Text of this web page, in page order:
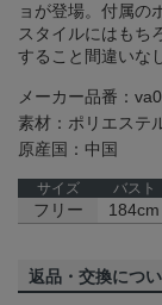
ョが登場。付属の
スタイルにはもち
すること間違いな
メーカー品番：
素材：ポリエステ
原産国：中国
サイズ バスト
フリー 184cm
返品・交換につ